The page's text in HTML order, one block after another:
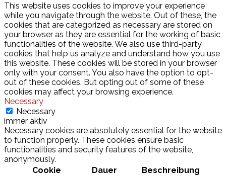
This website uses cookies to improve your experience
while you navigate through the website. Out of these, the
cookies that are categorized as necessary are stored on
your browser as they are essential for the working of basic
functionalities of the website. We also use third-party
cookies that help us analyze and understand how you use
this website. These cookies will be stored in your browser
only with your consent. You also have the option to opt-
out of these cookies. But opting out of some of these
cookies may affect your browsing experience.
Necessary
Necessary
immer aktiv
Necessary cookies are absolutely essential for the website
to function properly. These cookies ensure basic
functionalities and security features of the website,
anonymously.
Cookie
Dauer Beschreibung